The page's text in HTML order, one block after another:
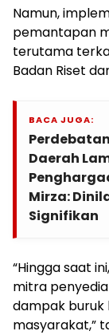
Namun,
pemantapan
terutama
Badan Riset
BACA JUGA:
Daerah
Mirza:
Signifikan
“Hingga saat
mitra
dampak buruk
masyarakat,”